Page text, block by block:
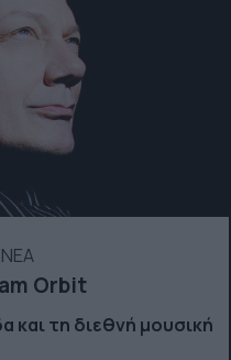
Orbit
και τη διεθνή μουσική